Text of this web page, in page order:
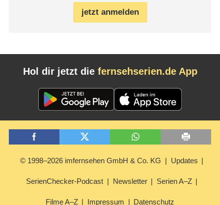
jetzt anmelden
Hol dir jetzt die fernsehserien.de App
© 1998–2026 imfernsehen GmbH & Co. KG Updates
SerienChecker-Podcast Newsletter Serien A–Z
Filme A–Z Impressum Datenschutz